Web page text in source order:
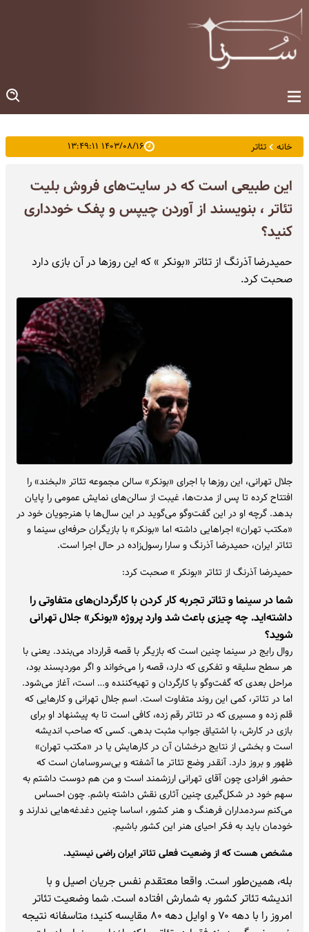
خانه تئاتر ۱۴۰۳/۰۸/۱۶ ۱۳:۴۹:۱۱
این طبیعی است که در سایت‌های فروش بلیت
تئاتر ، بنویسند از آوردن چیپس و پفک خودداری
کنید؟
حمیدرضا آذرنگ از تئاتر «بونکر » که این روزها در آن بازی دارد
صحبت کرد.
جلال تهرانی، این روزها با اجرای «بونکر» سالن مجموعه تئاتر «لبخند» را
افتتاح کرده تا پس از مدت‌ها، غیبت از سالن‌های نمایش عمومی را پایان
بدهد. گرچه او در این گفت‌وگو می‌گوید در این سال‌ها با هنرجویان خود در
«مکتب تهران» اجراهایی داشته اما «بونکر» با بازیگران حرفه‌ای سینما و
تئاتر ایران، حمیدرضا آذرنگ و سارا رسول‌زاده در حال اجرا است.
حمیدرضا آذرنگ از تئاتر «بونکر » صحبت کرد:
شما در سینما و تئاتر تجربه کار کردن با کارگردان‌های متفاوتی را
داشته‌اید. چه چیزی باعث شد وارد پروژه «بونکر» جلال تهرانی
شوید؟
روال رایج در سینما چنین است که بازیگر با قصه قرارداد می‌بندد. یعنی با
هر سطح سلیقه و تفکری که دارد، قصه را می‌خواند و اگر موردپسند بود،
مراحل بعدی که گفت‌وگو با کارگردان و تهیه‌کننده‌ و… است، آغاز می‌شود.
اما در تئاتر، کمی این روند متفاوت است. اسم جلال تهرانی و کارهایی که
قلم زده و مسیری که در تئاتر‌ رقم زده، کافی است تا به پیشنهاد او برای
بازی در کارش، با اشتیاق جواب مثبت بدهی. کسی که صاحب اندیشه
است و بخشی از نتایج درخشان آن در کارهایش یا در «مکتب تهران»
ظهور و بروز دارد. آنقدر وضع تئاتر ما آشفته و بی‌سروسامان است که
حضور افرادی چون آقای تهرانی ارزشمند است و من هم دوست داشتم به
سهم خود در شکل‌گیری چنین آثاری نقش داشته باشم. چون احساس
می‌کنم سردمداران فرهنگ و هنر کشور، اساسا چنین دغدغه‌هایی ندارند و
خودمان باید به فکر احیای هنر این کشور باشیم.
مشخص هست که از وضعیت فعلی تئاتر ایران راضی نیستید.
بله، همین‌طور است. واقعا معتقدم نفس جریان اصیل و با
اندیشه تئاتر کشور به شمارش افتاده است. شما وضعیت تئاتر
امروز را با دهه ۷۰ و اوایل دهه ۸۰ مقایسه کنید؛ متاسفانه نتیجه